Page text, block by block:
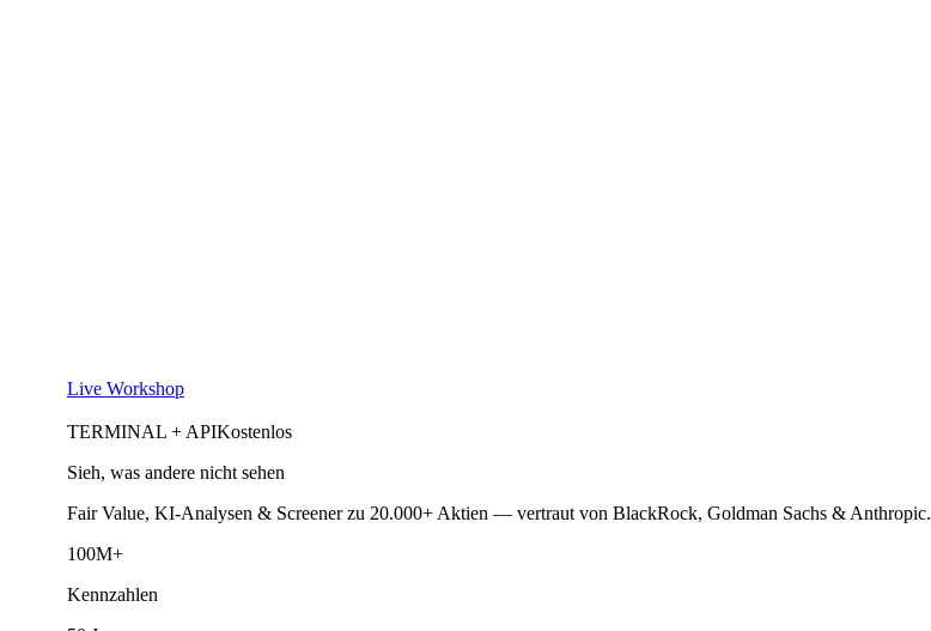
Live Workshop
TERMINAL + APIKostenlos
Sieh, was andere nicht sehen
Fair Value, KI-Analysen & Screener zu 20.000+ Aktien — vertraut von BlackRock, Goldman Sachs & Anthropic.
100M+
Kennzahlen